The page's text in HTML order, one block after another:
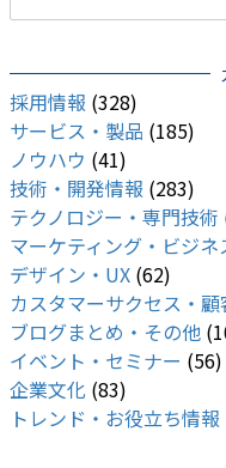
採用情報 (328)
サービス・製品 (185)
ノウハウ (41)
技術・開発情報 (283)
テクノロジー・専門技術
マーケティング・ビジネ
デザイン・UX (62)
カスタマーサクセス・顧
ブログまとめ・その他
イベント・セミナー (56)
企業文化 (83)
トレンド・お役立ち情報